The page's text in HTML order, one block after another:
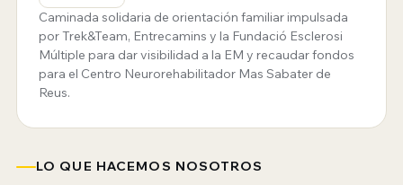
Caminada solidaria de orientación familiar impulsada
por Trek&Team, Entrecamins y la Fundació Esclerosi
Múltiple para dar visibilidad a la EM y recaudar fondos
para el Centro Neurorehabilitador Mas Sabater de
Reus.
LO QUE HACEMOS NOSOTROS